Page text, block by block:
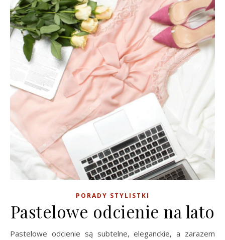
PORADY STYLISTKI
Pastelowe odcienie na lato
Pastelowe odcienie są subtelne, eleganckie, a zarazem